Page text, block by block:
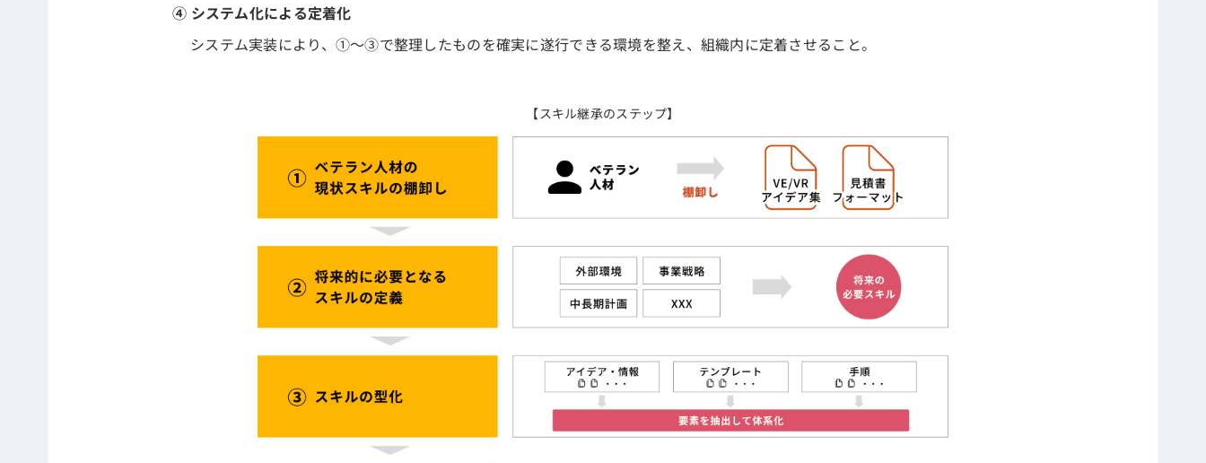
④ システム化による定着化
システム実装により、①～③で整理したものを確実に遂行できる環境を整え、組織内に定着させること。
【スキル継承のステップ】